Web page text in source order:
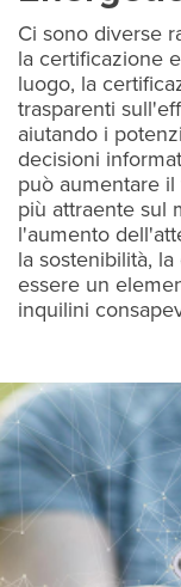
Ci sono diverse
la certificazione
luogo, la
trasparenti
aiutando i
decisioni
può aumentare
più attraente sul
l'aumento
la sostenibilità,
essere un
inquilini